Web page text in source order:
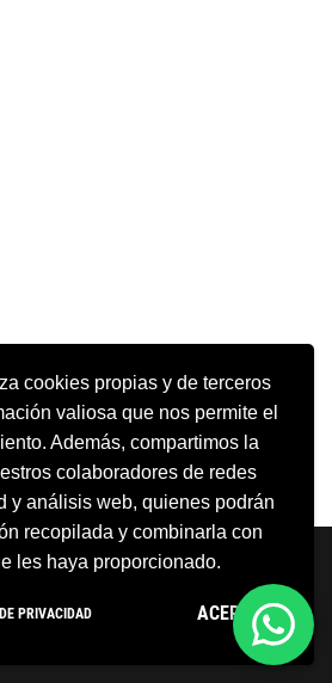
cookies propias y de terceros
valiosa que nos permite el
Además, compartimos la
colaboradores de redes
y análisis web, quienes podrán
recopilada y combinarla con
les haya proporcionado.
PRIVACIDAD ACEPTO
gracias a WordPress
Condiciones Generales